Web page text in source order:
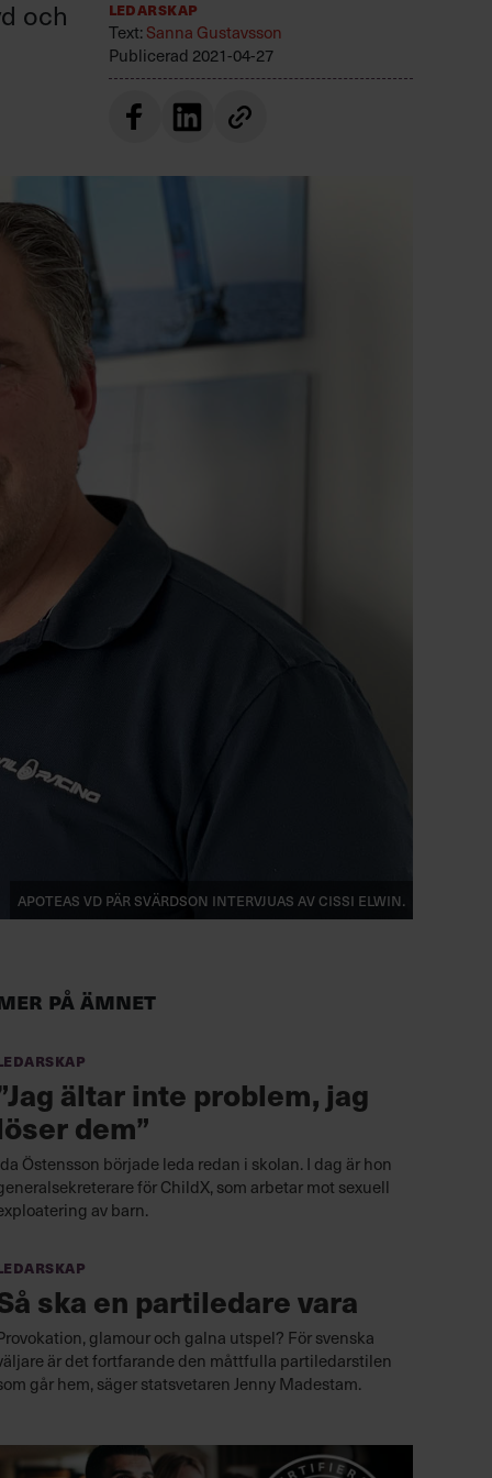
och
Ledarskap
Text:Sanna Gustavsson
Publicerad 2021-04-27
Apoteas vd Pär Svärdson intervjuas av Cissi Elwin.
på ämnet
ältar inte problem, jag
dem”
Östensson började leda redan i skolan. I dag är hon
för ChildX, som arbetar mot sexuell
av barn.
ska en partiledare vara
glamour och galna utspel? För svenska
är det fortfarande den måttfulla partiledarstilen
går hem, säger statsvetaren Jenny Madestam.